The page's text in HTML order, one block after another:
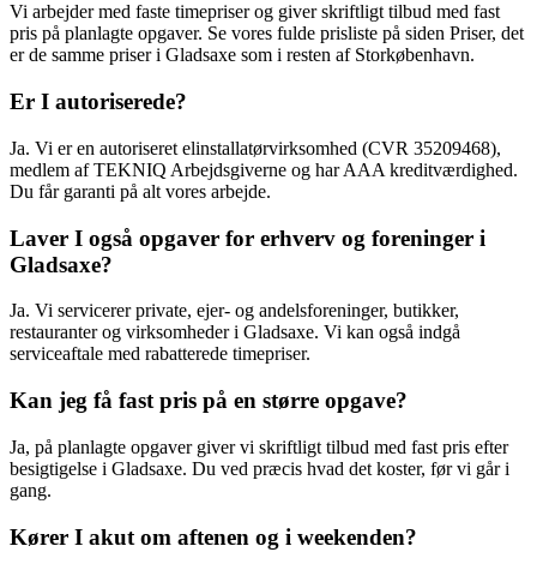
Vi arbejder med faste timepriser og giver skriftligt tilbud med fast
pris på planlagte opgaver. Se vores fulde prisliste på siden Priser, det
er de samme priser i Gladsaxe som i resten af Storkøbenhavn.
Er I autoriserede?
Ja. Vi er en autoriseret elinstallatørvirksomhed (CVR 35209468),
medlem af TEKNIQ Arbejdsgiverne og har AAA kreditværdighed.
Du får garanti på alt vores arbejde.
Laver I også opgaver for erhverv og foreninger i
Gladsaxe?
Ja. Vi servicerer private, ejer- og andelsforeninger, butikker,
restauranter og virksomheder i Gladsaxe. Vi kan også indgå
serviceaftale med rabatterede timepriser.
Kan jeg få fast pris på en større opgave?
Ja, på planlagte opgaver giver vi skriftligt tilbud med fast pris efter
besigtigelse i Gladsaxe. Du ved præcis hvad det koster, før vi går i
gang.
Kører I akut om aftenen og i weekenden?